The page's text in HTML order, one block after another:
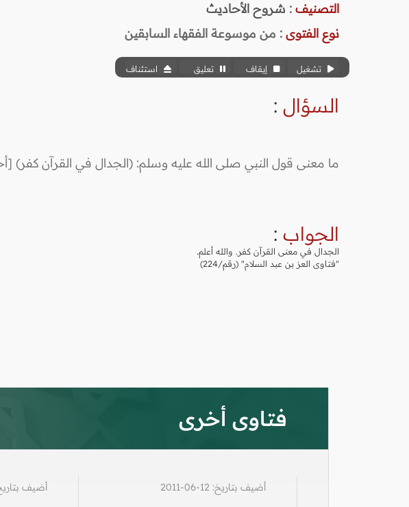
التصنيف : شروح الأحاديث
نوع الفتوى : من موسوعة الفقهاء السابقين
تشغيل إيقاف تعليق استئناف
السؤال :
ما معنى قول النبي صلى الله عليه وسلم: (الجدال في القرآن كفر)
الجواب :
الجدال في معنى القرآن كفر. والله أعلم.
"فتاوى العز بن عبد السلام" (رقم/224)
فتاوى أخرى
أضيف بتاريخ: 12-06-2011 أضيف بتاريخ: 05-06-